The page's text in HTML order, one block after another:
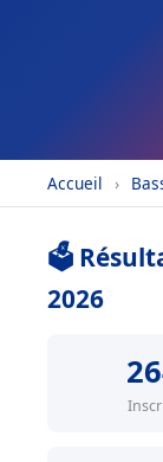
Accueil ›
🗳️
2026